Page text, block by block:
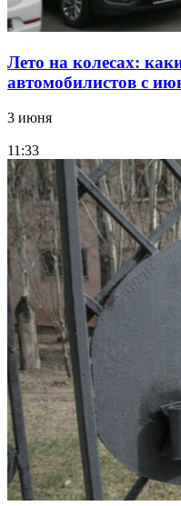
Лето на колесах:
автомобилистов с
3 июня
11:33